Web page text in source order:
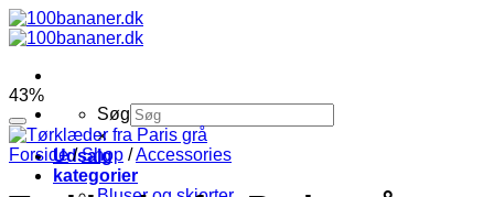
Fortsæt
til
Søg
×
Udsalg
kategorier
43%
Forside / Shop /Accessories